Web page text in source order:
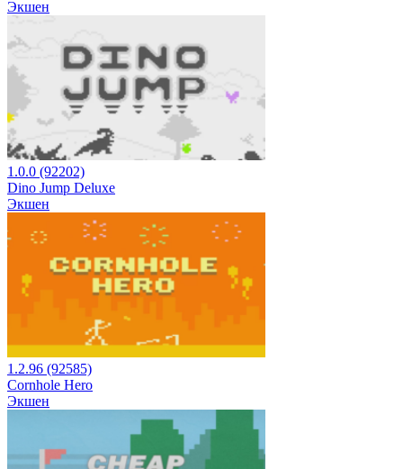
Экшен
1.0.0 (92202)
Dino Jump Deluxe
Экшен
1.2.96 (92585)
Cornhole Hero
Экшен